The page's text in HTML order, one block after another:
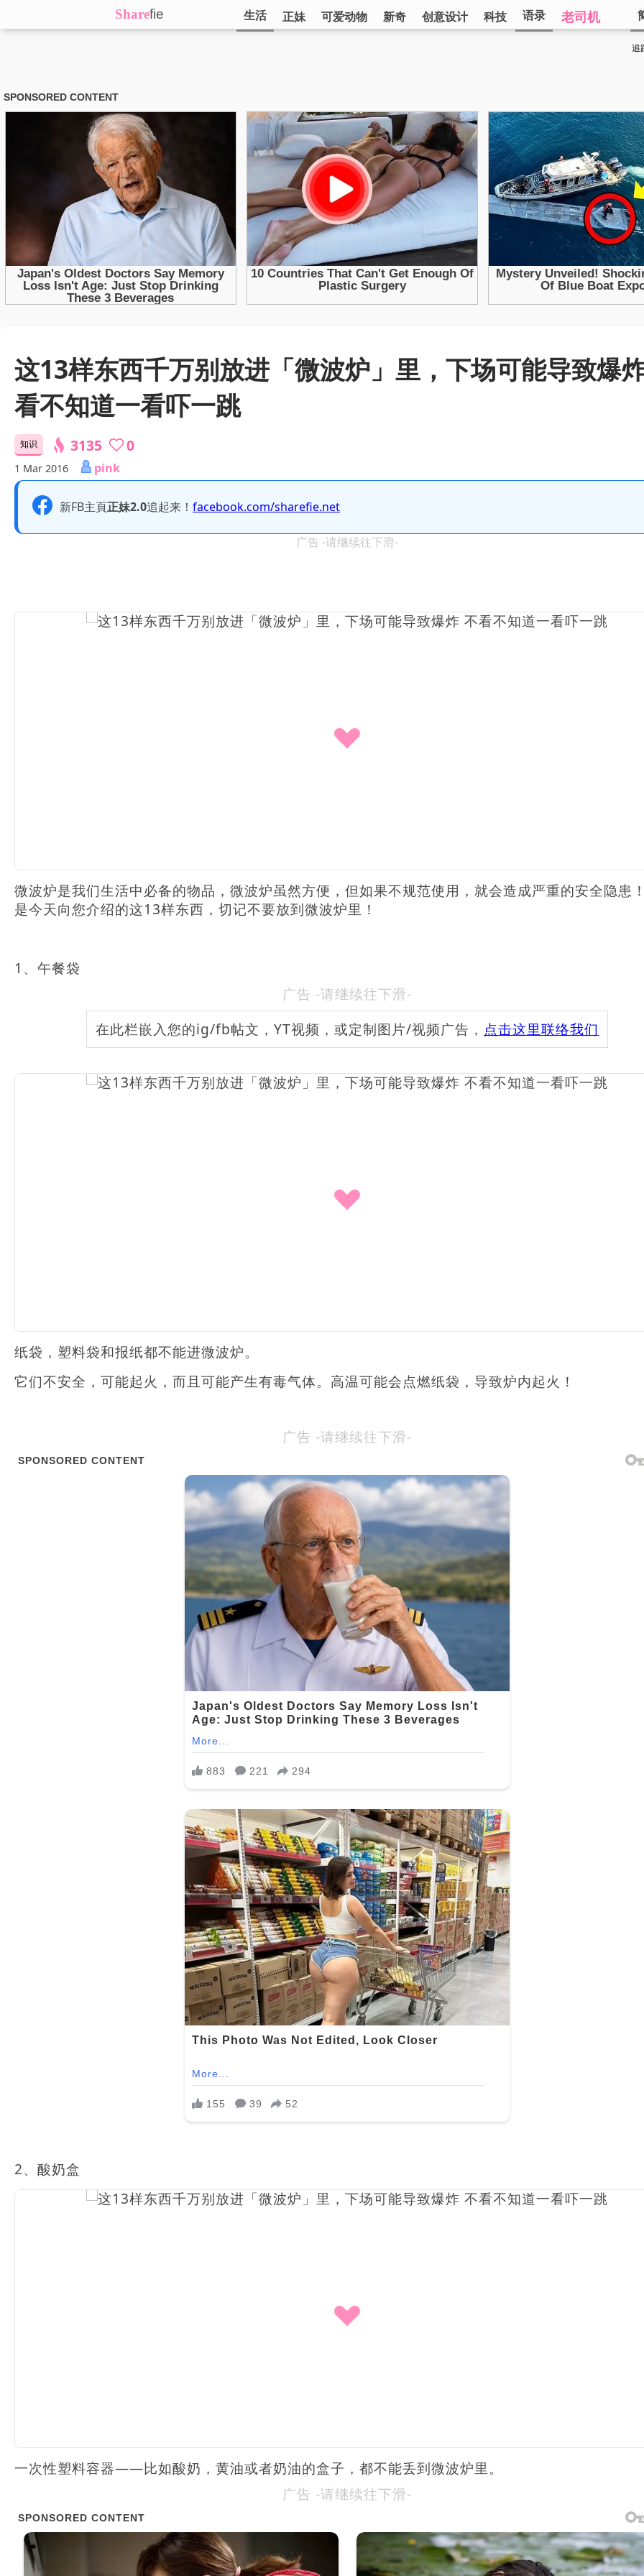
Sharefie 生活 正妹 可爱动物 新奇 创意设计 科技 语录 老司机
追
这13样东西千万别放进「微波炉」里，下场可能导致爆
看不知道一看吓一跳
知识 3135 0
1 Mar 2016 pink
新FB主頁正妹2.0追起来！ facebook.com/sharefie.net
广告 -请继续往下滑-
微波炉是我们生活中必备的物品，微波炉虽然方便，但如果不规范使用，就会造成严重的安全隐患
是今天向您介绍的这13样东西，切记不要放到微波炉里！
1、午餐袋
广告 -请继续往下滑-
在此栏嵌入您的ig/fb帖文，YT视频，或定制图片/视频广告， 点击这里联络我们
纸袋，塑料袋和报纸都不能进微波炉。
它们不安全，可能起火，而且可能产生有毒气体。高温可能会点燃纸袋，导致炉内起火！
广告 -请继续往下滑-
2、酸奶盒
一次性塑料容器——比如酸奶，黄油或者奶油的盒子，都不能丢到微波炉里。
广告 -请继续往下滑-